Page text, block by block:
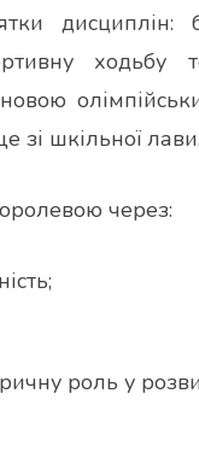
дисциплін:
ходьбу
зі шкільної лави.
через:
роль у